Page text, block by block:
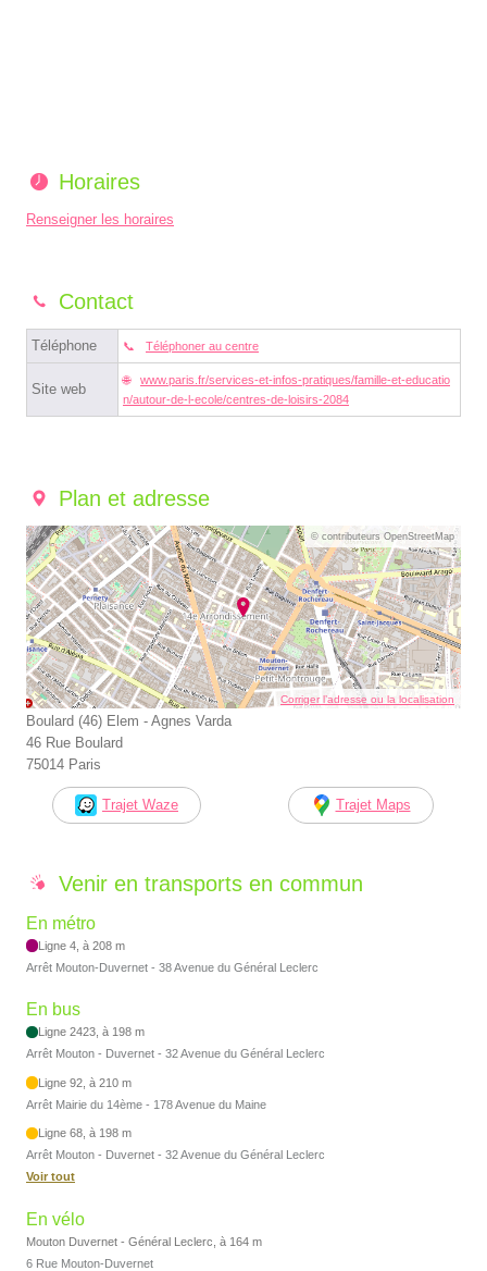
Horaires
Renseigner les horaires
Contact
Téléphone Téléphoner au centre
Site web
www.paris.fr/services-et-infos-pratiques/famille-et-educatio
n/autour-de-l-ecole/centres-de-loisirs-2084
Plan et adresse
© contributeurs OpenStreetMap
Corriger l’adresse ou la localisation
Boulard (46) Elem - Agnes Varda
46 Rue Boulard
75014 Paris
Trajet Waze Trajet Maps
Venir en transports en commun
En métro
Ligne 4, à 208 m
Arrêt Mouton-Duvernet - 38 Avenue du Général Leclerc
En bus
Ligne 2423, à 198 m
Arrêt Mouton - Duvernet - 32 Avenue du Général Leclerc
Ligne 92, à 210 m
Arrêt Mairie du 14ème - 178 Avenue du Maine
Ligne 68, à 198 m
Arrêt Mouton - Duvernet - 32 Avenue du Général Leclerc
Voir tout
En vélo
Mouton Duvernet - Général Leclerc, à 164 m
6 Rue Mouton-Duvernet